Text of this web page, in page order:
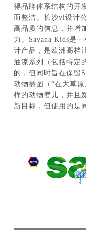
得品牌体系结构的开
而整洁。长沙vi设计
高品质的信息，并增
力。Savana Kids是
计产品，是欧洲高档
油漆系列（包括特定
的，但同时旨在保留
动物插图（“在大草
样的动物婴儿，并且
新目标，但使用的是